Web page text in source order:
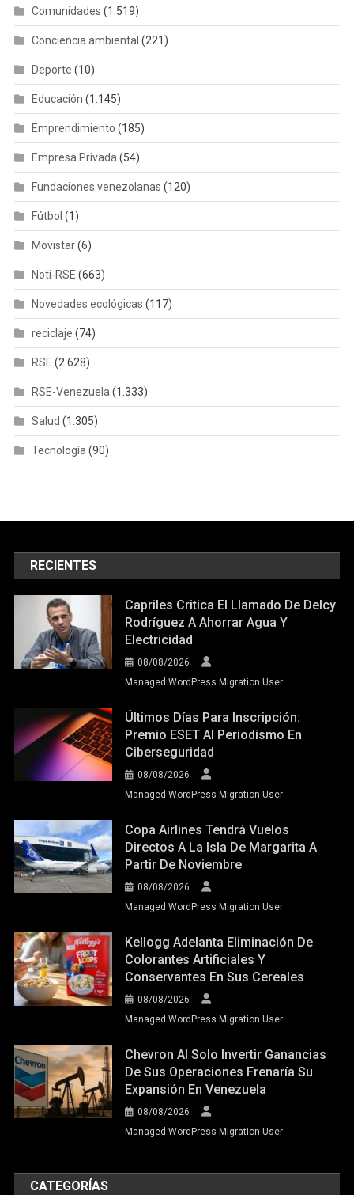
Comunidades (1.519)
Conciencia ambiental (221)
Deporte (10)
Educación (1.145)
Emprendimiento (185)
Empresa Privada(54)
Fundaciones venezolanas (120)
Fútbol (1)
Movistar(6)
Noti-RSE (663)
Novedades ecológicas (117)
reciclaje (74)
RSE (2.628)
RSE-Venezuela(1.333)
Salud (1.305)
Tecnología(90)
RECIENTES
Capriles Critica El Llamado De Delcy
Rodríguez A Ahorrar Agua Y
Electricidad
08/08/2026
Managed WordPress Migration User
Últimos Días Para Inscripción:
Premio ESET Al Periodismo En
Ciberseguridad
08/08/2026
Managed WordPress Migration User
Copa Airlines Tendrá Vuelos
Directos A La Isla De Margarita A
Partir De Noviembre
08/08/2026
Managed WordPress Migration User
Kellogg Adelanta Eliminación De
Colorantes Artificiales Y
Conservantes En Sus Cereales
08/08/2026
Managed WordPress Migration User
Chevron Al Solo Invertir Ganancias
De Sus Operaciones Frenaría Su
Expansión En Venezuela
08/08/2026
Managed WordPress Migration User
CATEGORÍAS